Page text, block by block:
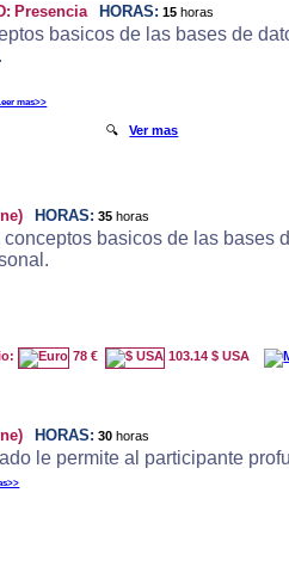
Presencia HORAS: 15 horas
basicos de las bases de
mas>>
🔍Ver mas
HORAS: 35 horas
basicos de las bases
78 € 103.14 $ USA
HORAS: 30 horas
le permite al participante